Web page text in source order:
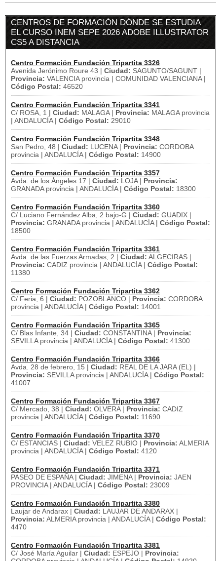
CENTROS DE FORMACIÓN DÓNDE SE ESTUDIA
EL CURSO INEM SEPE 2026 ADOBE ILLUSTRATOR
CS5 A DISTANCIA
Centro Formación Fundación Tripartita 3326
Avenida Jerónimo Roure 43 | Ciudad: SAGUNTO/SAGUNT |
Provincia: VALENCIA provincia | COMUNIDAD VALENCIANA |
Código Postal: 46520
Centro Formación Fundación Tripartita 3341
C/ ROSA, 1 | Ciudad: MALAGA | Provincia: MALAGA provincia
| ANDALUCÍA | Código Postal: 29010
Centro Formación Fundación Tripartita 3348
San Pedro, 48 | Ciudad: LUCENA | Provincia: CORDOBA
provincia | ANDALUCÍA | Código Postal: 14900
Centro Formación Fundación Tripartita 3357
Avda. de los Ángeles 17 | Ciudad: LOJA | Provincia:
GRANADA provincia | ANDALUCÍA | Código Postal: 18300
Centro Formación Fundación Tripartita 3360
C/ Luciano Fernández Alba, 2 bajo-G | Ciudad: GUADIX |
Provincia: GRANADA provincia | ANDALUCÍA | Código Postal:
18500
Centro Formación Fundación Tripartita 3361
Avda. de las Fuerzas Armadas, 2 | Ciudad: ALGECIRAS |
Provincia: CADIZ provincia | ANDALUCÍA | Código Postal:
11380
Centro Formación Fundación Tripartita 3362
C/ Feria, 6 | Ciudad: POZOBLANCO | Provincia: CORDOBA
provincia | ANDALUCÍA | Código Postal: 14001
Centro Formación Fundación Tripartita 3365
C/ Blas Infante, 34 | Ciudad: CONSTANTINA | Provincia:
SEVILLA provincia | ANDALUCÍA | Código Postal: 41300
Centro Formación Fundación Tripartita 3366
Avda. 28 de febrero, 15 | Ciudad: REAL DE LA JARA (EL) |
Provincia: SEVILLA provincia | ANDALUCÍA | Código Postal:
41007
Centro Formación Fundación Tripartita 3367
C/ Mercado, 38 | Ciudad: OLVERA | Provincia: CADIZ
provincia | ANDALUCÍA | Código Postal: 11690
Centro Formación Fundación Tripartita 3370
C/ ESTANCIAS | Ciudad: VELEZ RUBIO | Provincia: ALMERIA
provincia | ANDALUCÍA | Código Postal: 4120
Centro Formación Fundación Tripartita 3371
PASEO DE ESPAÑA | Ciudad: JIMENA | Provincia: JAEN
PROVINCIA | ANDALUCÍA | Código Postal: 23009
Centro Formación Fundación Tripartita 3380
Laujar de Andarax | Ciudad: LAUJAR DE ANDARAX |
Provincia: ALMERIA provincia | ANDALUCÍA | Código Postal:
4470
Centro Formación Fundación Tripartita 3381
C/ José María Aguilar | Ciudad: ESPEJO | Provincia: